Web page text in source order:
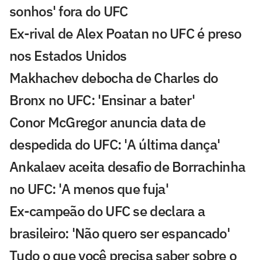
sonhos' fora do UFC
Ex-rival de Alex Poatan no UFC é preso
nos Estados Unidos
Makhachev debocha de Charles do
Bronx no UFC: 'Ensinar a bater'
Conor McGregor anuncia data de
despedida do UFC: 'A última dança'
Ankalaev aceita desafio de Borrachinha
no UFC: 'A menos que fuja'
Ex-campeão do UFC se declara a
brasileiro: 'Não quero ser espancado'
Tudo o que você precisa saber sobre o